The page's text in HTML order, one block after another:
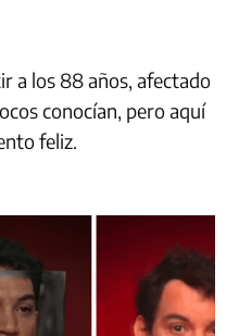
a los 88 años, afectado
conocían, pero aquí
feliz.